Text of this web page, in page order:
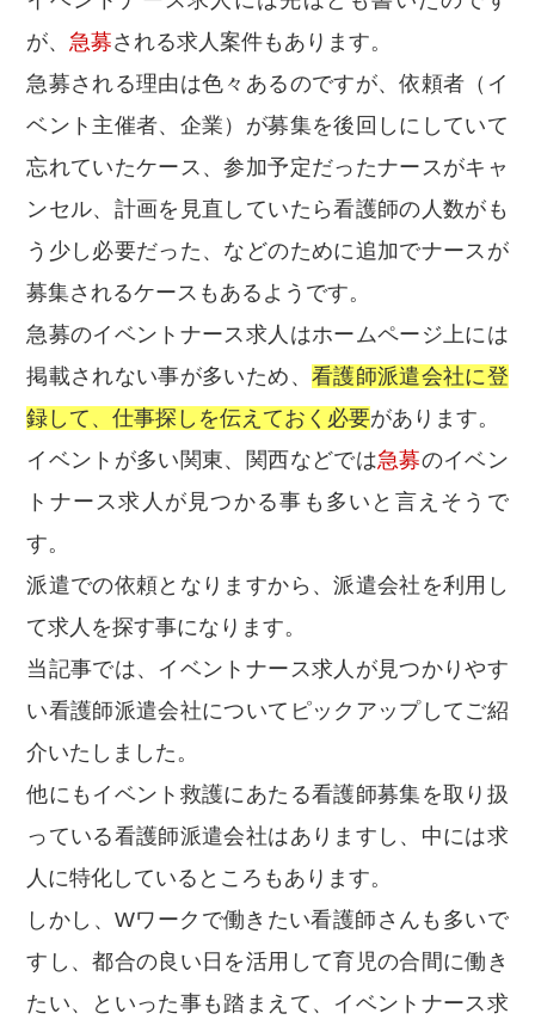
が、急募される求人案件もあります。
急募される理由は色々あるのですが、依頼者（イ
ベント主催者、企業）が募集を後回しにしていて
忘れていたケース、参加予定だったナースがキャ
ンセル、計画を見直していたら看護師の人数がも
う少し必要だった、などのために追加でナースが
募集されるケースもあるようです。
急募のイベントナース求人はホームページ上には
掲載されない事が多いため、 看護師派遣会社に登
録して、仕事探しを伝えておく必要があります。
イベントが多い関東、関西などでは急募のイベン
トナース求人が見つかる事も多いと言えそうで
す。
派遣での依頼となりますから、派遣会社を利用し
て求人を探す事になります。
当記事では、イベントナース求人が見つかりやす
い看護師派遣会社についてピックアップしてご紹
介いたしました。
他にもイベント救護にあたる看護師募集を取り扱
っている看護師派遣会社はありますし、中には求
人に特化しているところもあります。
しかし、Wワークで働きたい看護師さんも多いで
すし、都合の良い日を活用して育児の合間に働き
たい、といった事も踏まえて、イベントナース求